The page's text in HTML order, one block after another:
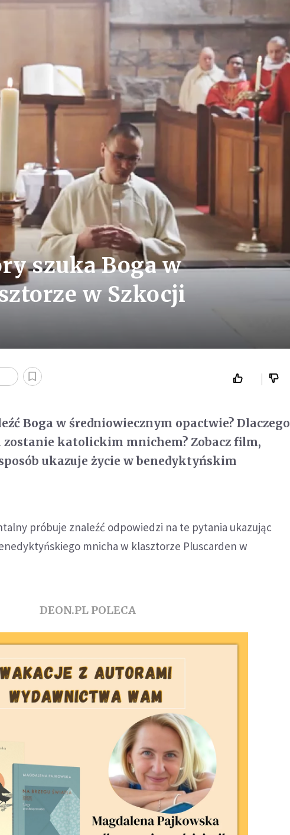
szuka Boga w
w Szkocji
Boga w średniowiecznym opactwie? Dlaczego
zostanie katolickim mnichem? Zobacz film,
ukazuje życie w benedyktyńskim
próbuje znaleźć odpowiedzi na te pytania ukazując
mnicha w klasztorze Pluscarden w
DEON.PL POLECA